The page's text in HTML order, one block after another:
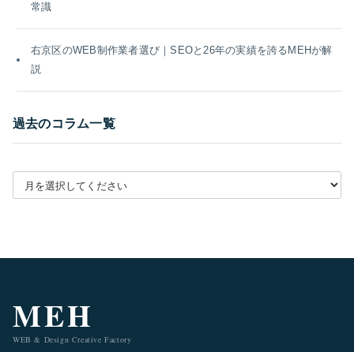
常識
右京区のWEB制作業者選び｜SEOと26年の実績を誇るMEHが解
説
過去のコラム一覧
月別アーカイブを選択
MEH
WEB & Design Creative Factory